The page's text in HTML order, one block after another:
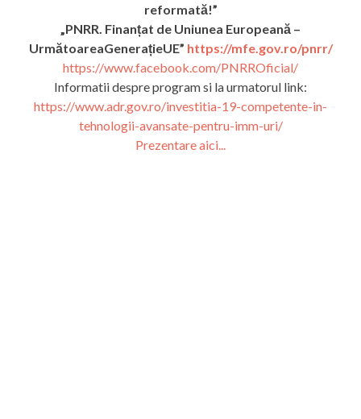
reformată!”
„PNRR. Finanțat de Uniunea Europeană –
UrmătoareaGenerațieUE” https://mfe.gov.ro/pnrr/
https://www.facebook.com/PNRROficial/
Informatii despre program si la urmatorul link:
https://www.adr.gov.ro/investitia-19-competente-in-
tehnologii-avansate-pentru-imm-uri/
Prezentare aici...